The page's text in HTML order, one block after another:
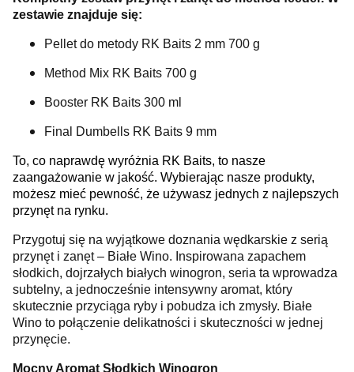
zestawie znajduje się:
Pellet do metody RK Baits 2 mm 700 g
Method Mix RK Baits 700 g
Booster RK Baits 300 ml
Final Dumbells RK Baits 9 mm
To, co naprawdę wyróżnia RK Baits, to nasze
zaangażowanie w jakość. Wybierając nasze produkty,
możesz mieć pewność, że używasz jednych z najlepszych
przynęt na rynku.
Przygotuj się na wyjątkowe doznania wędkarskie z serią
przynęt i zanęt – Białe Wino. Inspirowana zapachem
słodkich, dojrzałych białych winogron, seria ta wprowadza
subtelny, a jednocześnie intensywny aromat, który
skutecznie przyciąga ryby i pobudza ich zmysły. Białe
Wino to połączenie delikatności i skuteczności w jednej
przynęcie.
Mocny Aromat Słodkich Winogron